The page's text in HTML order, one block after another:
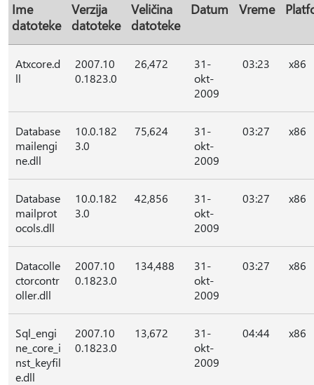
Ime
datoteke
Verzija
datoteke
Veličina
datoteke
Datum Vreme
Atxcore.d
ll
2007.10
0.1823.0
26,472
31-
okt-
2009
03:23 x86
Database
mailengi
ne.dll
10.0.182
3.0
75,624
31-
okt-
2009
03:27 x86
Database
mailprot
ocols.dll
10.0.182
3.0
42,856
31-
okt-
2009
03:27 x86
Datacolle
ctorcontr
oller.dll
2007.10
0.1823.0
134,488
31-
okt-
2009
03:27 x86
Sql_engi
ne_core_i
nst_keyfil
e.dll
2007.10
0.1823.0
13,672
31-
okt-
2009
04:44 x86